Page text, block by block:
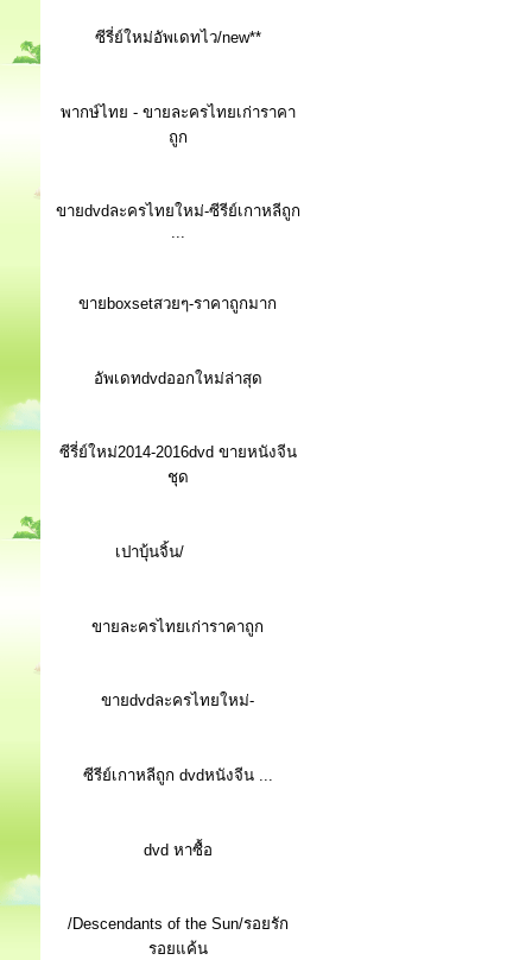
ซีรี่ย์ใหม่อัพเดทไว/new**
พากษ์ไทย - ขายละครไทยเก่าราคา
ถูก
ขายdvdละครไทยใหม่-ซีรีย์เกาหลีถูก
...
ขายboxsetสวยๆ-ราคาถูกมาก
อัพเดทdvdออกใหม่ล่าสุด
ซีรี่ย์ใหม่2014-2016dvd ขายหนังจีน
ชุด
เปาบุ้นจิ้น/
ขายละครไทยเก่าราคาถูก
ขายdvdละครไทยใหม่-
ซีรีย์เกาหลีถูก dvdหนังจีน ...
dvd หาซื้อ
/Descendants of the Sun/รอยรัก
รอยแค้น